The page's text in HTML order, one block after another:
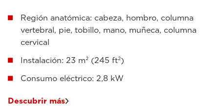
Región anatómica: cabeza, hombro, columna
vertebral, pie, tobillo, mano, muñeca, columna
cervical
Instalación: 23 m² (245 ft²)
Consumo eléctrico: 2,8 kW
Descubrir más